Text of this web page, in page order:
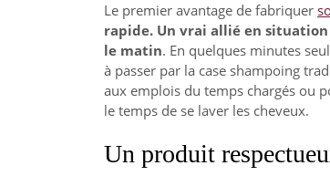
Le premier avantage de fabriquer
rapide. Un vrai allié en
le matin. En quelques minutes
à passer par la case shampoing
aux emplois du temps chargés ou
le temps de se laver les cheveux.
Un produit